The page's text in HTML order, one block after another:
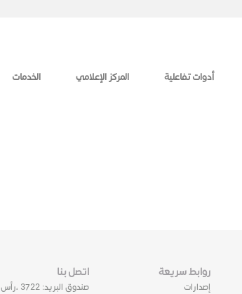
أدوات تفاعلية المركز الإعلامي الخدمات
روابط سريعة
إصدارات
اتصل بنا
صندوق البريد: 3722 ،رأس